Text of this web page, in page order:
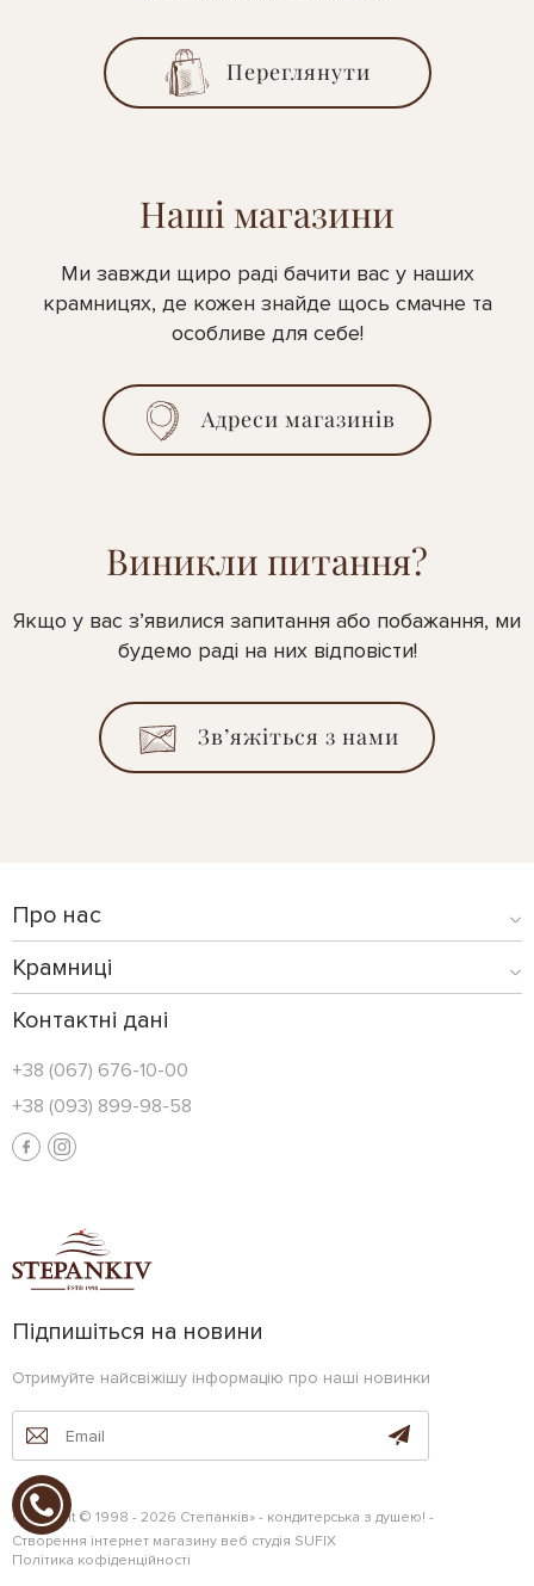
Переглянути
Наші магазини
Ми завжди щиро раді бачити вас у наших
крамницях, де кожен знайде щось смачне та
особливе для себе!
Адреси магазинів
Виникли питання?
Якщо у вас з’явилися запитання або побажання, ми
будемо раді на них відповісти!
Зв’яжіться з нами
Про нас
Крамниці
Контактні дані
+38 (067) 676-10-00
+38 (093) 899-98-58
Підпишіться на новини
Отримуйте найсвіжішу інформацію про наші новинки
Copyright © 1998 - 2026 Степанків» - кондитерська з душею! -
Створення інтернет магазину веб студія SUFIX
Політика кофіденційності